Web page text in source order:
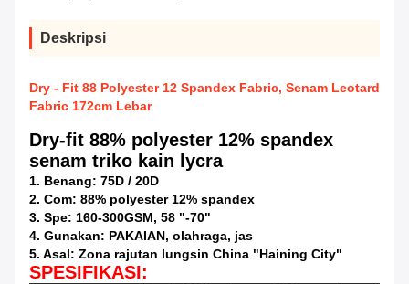
Deskripsi
Dry - Fit 88 Polyester 12 Spandex Fabric, Senam Leotard
Fabric 172cm Lebar
Dry-fit 88% polyester 12% spandex
senam triko kain lycra
1. Benang: 75D / 20D
2. Com: 88% polyester 12% spandex
3. Spe: 160-300GSM, 58 "-70"
4. Gunakan: PAKAIAN, olahraga, jas
5. Asal: Zona rajutan lungsin China "Haining City"
SPESIFIKASI: